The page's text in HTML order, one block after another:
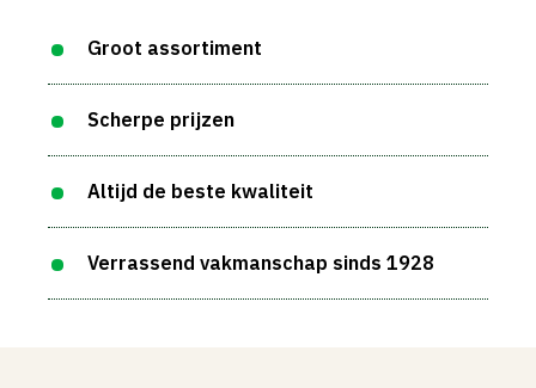
Groot assortiment
Scherpe prijzen
Altijd de beste kwaliteit
Verrassend vakmanschap sinds 1928